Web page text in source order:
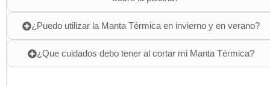
¿Puedo utilizar la Manta Térmica en invierno y en verano?
¿Que cuidados debo tener al cortar mi Manta Térmica?